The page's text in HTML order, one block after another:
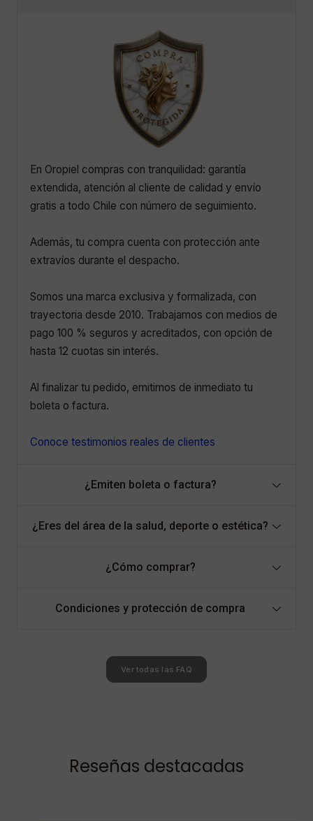
En Oropiel compras con tranquilidad: garantía
extendida, atención al cliente de calidad y envío
gratis a todo Chile con número de seguimiento.
Además, tu compra cuenta con protección ante
extravíos durante el despacho.
Somos una marca exclusiva y formalizada, con
trayectoria desde 2010. Trabajamos con medios de
pago 100 % seguros y acreditados, con opción de
hasta 12 cuotas sin interés.
Al finalizar tu pedido, emitimos de inmediato tu
boleta o factura.
Conoce testimonios reales de clientes
¿Emiten boleta o factura?
¿Eres del área de la salud, deporte o estética?
¿Cómo comprar?
Condiciones y protección de compra
Ver todas las FAQ
Reseñas destacadas